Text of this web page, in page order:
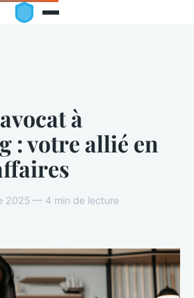
à
: votre allié en
2025 — 4 min de lecture